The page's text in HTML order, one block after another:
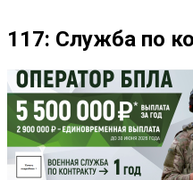
117: Служба по